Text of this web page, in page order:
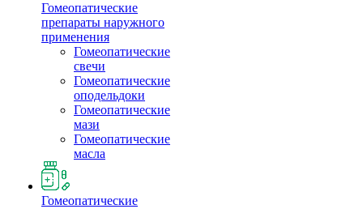
Гомеопатические
препараты наружного
применения
Гомеопатические
свечи
Гомеопатические
оподельдоки
Гомеопатические
мази
Гомеопатические
масла
Гомеопатические